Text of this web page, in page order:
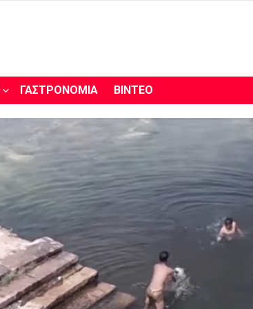
ΓΑΣΤΡΟΝΟΜΊΑ ΒΊΝΤΕΟ